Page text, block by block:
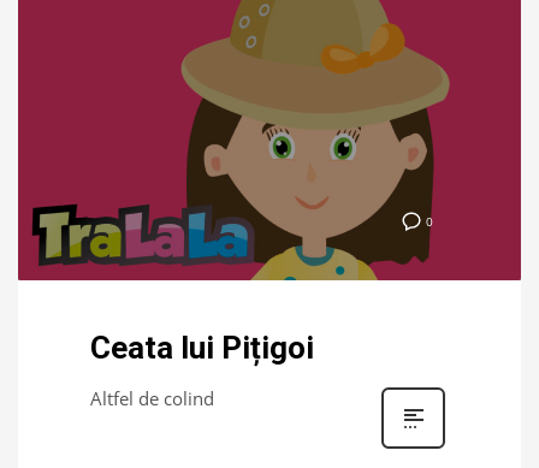
0
Ceata lui Pițigoi
Altfel de colind